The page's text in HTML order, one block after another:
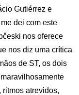
Gutiérrez e
dei com este
nos oferece
nos diz uma crítica
de ST, os dois
atrevidos,